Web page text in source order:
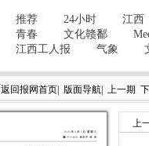
返回报网首页| 版面导航| 上一期
上